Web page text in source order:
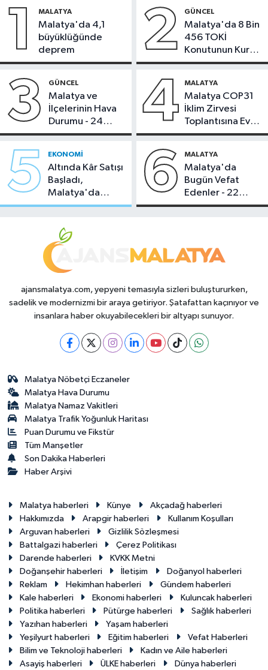
1 MALATYA
Malatya'da 4,1
büyüklüğünde
deprem
2 GÜNCEL
Malatya'da 8 Bin
456 TOKİ
Konutunun Kurası
Bugün Çekiliyor
3 GÜNCEL
Malatya ve
İlçelerinin Hava
Durumu - 24
Temmuz 2026
4 MALATYA
Malatya COP31
İklim Zirvesi
Toplantısına Ev
Sahipliği Yaptı
5 EKONOMI
Altında Kâr Satışı
Başladı,
Malatya'da
Makas Ne
6 MALATYA
Malatya'da
Bugün Vefat
Edenler - 22
Temmuz 2026
ajansmalatya.com, yepyeni temasıyla sizleri buluştururken,
sadelik ve modernizmi bir araya getiriyor. Şatafattan kaçınıyor ve
insanlara haber okuyabilecekleri bir altyapı sunuyor.
Malatya Nöbetçi Eczaneler
Malatya Hava Durumu
Malatya Namaz Vakitleri
Malatya Trafik Yoğunluk Haritası
Puan Durumu ve Fikstür
Tüm Manşetler
Son Dakika Haberleri
Haber Arşivi
Malatya haberleri Künye
Akçadağ haberleri
Hakkımızda
Arapgir haberleri
Kullanım Koşulları
Arguvan haberleri
Gizlilik Sözleşmesi
Battalgazi haberleri
Çerez Politikası
Darende haberleri
KVKK Metni
Doğanşehir haberleri
İletişim
Doğanyol haberleri
Reklam
Hekimhan haberleri
Gündem haberleri
Kale haberleri
Ekonomi haberleri
Kuluncak haberleri
Politika haberleri
Pütürge haberleri
Sağlık haberleri
Yazıhan haberleri
Yaşam haberleri
Yeşilyurt haberleri
Eğitim haberleri
Vefat Haberleri
Bilim ve Teknoloji haberleri
Kadın ve Aile haberleri
Asayiş haberleri
ÜLKE haberleri Dünya haberleri